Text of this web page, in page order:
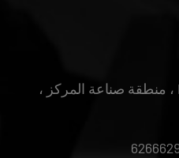
عنوان: No.228 ، Weiqi Road ، منطقة صناعة المركز ،